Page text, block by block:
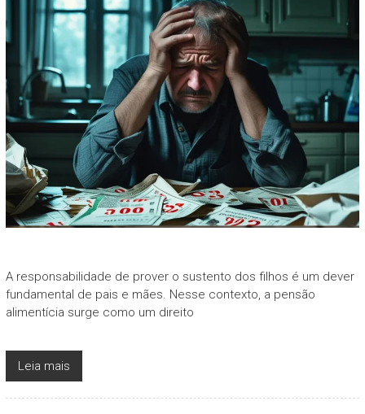
A responsabilidade de prover o sustento dos filhos é um dever
fundamental de pais e mães. Nesse contexto, a pensão
alimentícia surge como um direito
Leia mais